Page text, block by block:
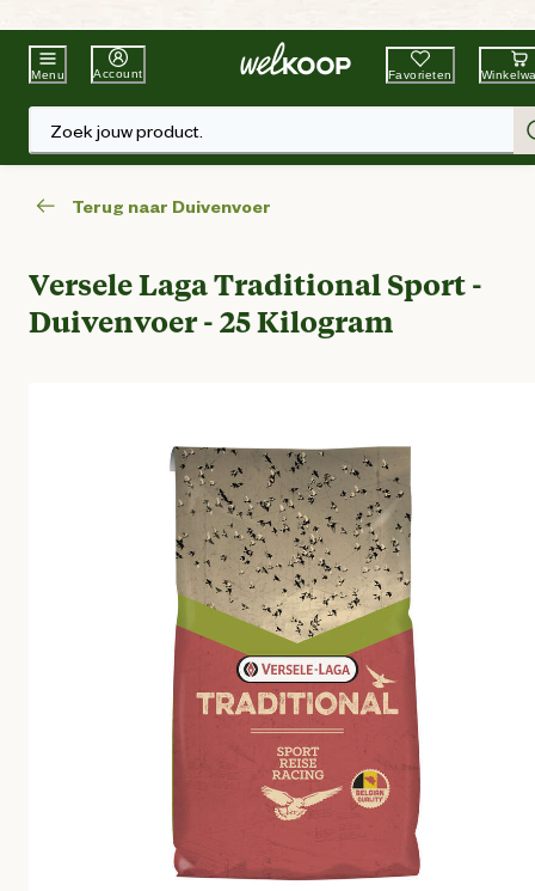
Beste WinkelketenTuin & Dier
Menu Account Favorieten
Zoek jouw product.
Terug naar Duivenvoer
Versele Laga Traditional Sport -
Duivenvoer - 25 Kilogram